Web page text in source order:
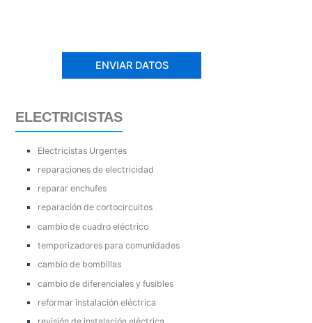
ELECTRICISTAS
Electricistas Urgentes
reparaciones de electricidad
reparar enchufes
reparación de cortocircuitos
cambio de cuadro eléctrico
temporizadores para comunidades
cambio de bombillas
cambio de diferenciales y fusibles
reformar instalación eléctrica